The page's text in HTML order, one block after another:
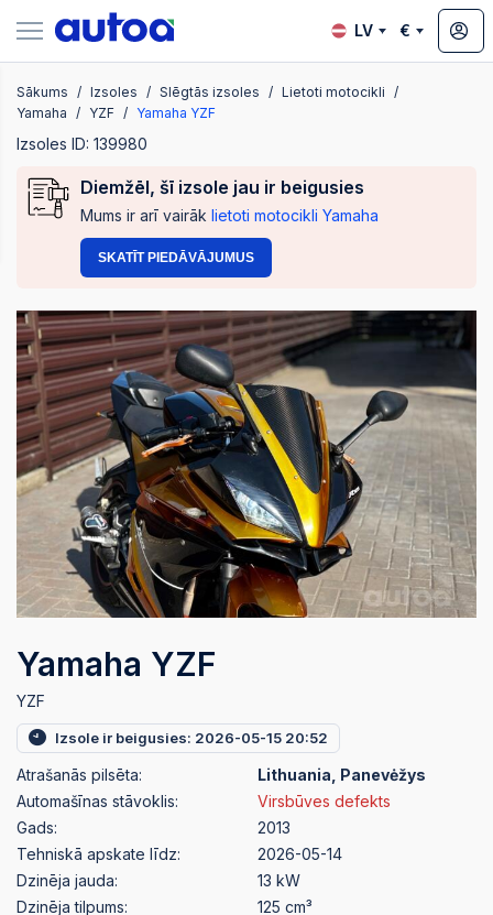
LV €
Sākums Izsoles Slēgtās izsoles
Lietoti motocikli
Yamaha
YZF Yamaha YZF
Izsoles ID: 139980
Diemžēl, šī izsole jau ir beigusies
Mums ir arī vairāk lietoti motocikli Yamaha
SKATĪT PIEDĀVĀJUMUS
Yamaha YZF
YZF
Izsole ir beigusies: 2026-05-15 20:52
Atrašanās pilsēta:
Lithuania, Panevėžys
Automašīnas stāvoklis:
Virsbūves defekts
Gads:
2013
Tehniskā apskate līdz:
2026-05-14
Dzinēja jauda:
13 kW
Dzinēja tilpums:
125 cm³